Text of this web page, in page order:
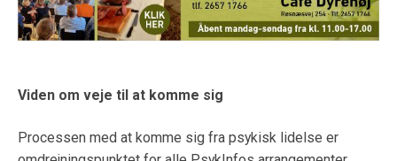
Viden om veje til at komme sig
Processen med at komme sig fra psykisk lidelse er